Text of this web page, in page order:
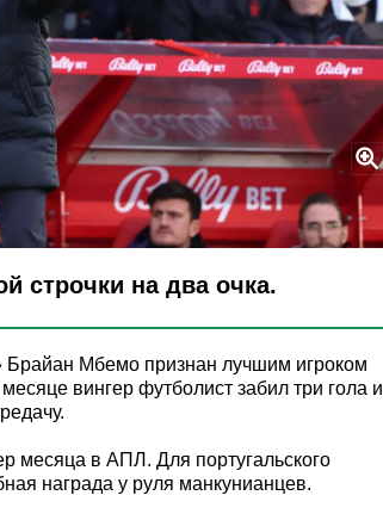
Legion-Media
строчки на два очка.
Мбемо признан лучшим игроком
вингер футболист забил три гола и
месяца в АПЛ. Для португальского
награда у руля манкунианцев.